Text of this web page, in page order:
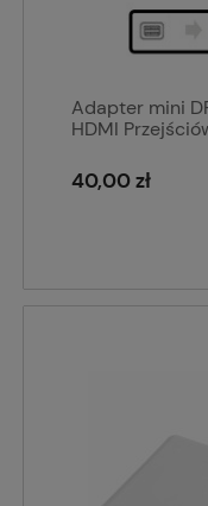
Adapter mini
HDMI
40,00 zł